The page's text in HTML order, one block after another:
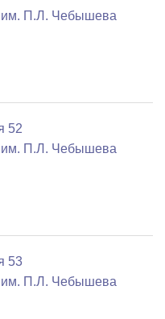
им. П.Л. Чебышева
52
им. П.Л. Чебышева
53
им. П.Л. Чебышева